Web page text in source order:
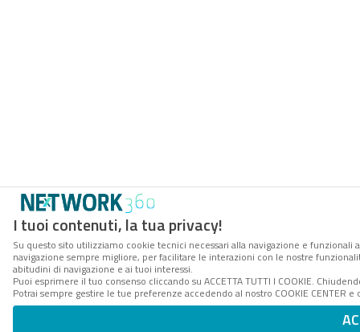
I tuoi contenuti, la tua privacy!
Su questo sito utilizziamo cookie tecnici necessari alla navigazione e
navigazione sempre migliore, per facilitare le interazioni con le nostre
abitudini di navigazione e ai tuoi interessi.
Puoi esprimere il tuo consenso cliccando su ACCETTA TUTTI I COOKIE.
Potrai sempre gestire le tue preferenze accedendo al nostro COOKIE